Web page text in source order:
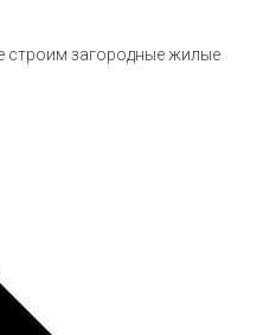
строим загородные жилые